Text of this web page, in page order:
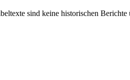
sind kei­ne his­to­ri­schen